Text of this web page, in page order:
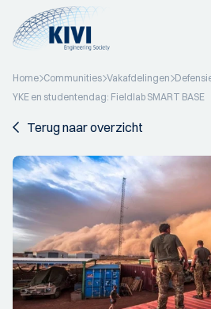
Home Communities Vakafdelingen
YKE en studentendag: Fieldlab SMART BASE
Terug naar overzicht